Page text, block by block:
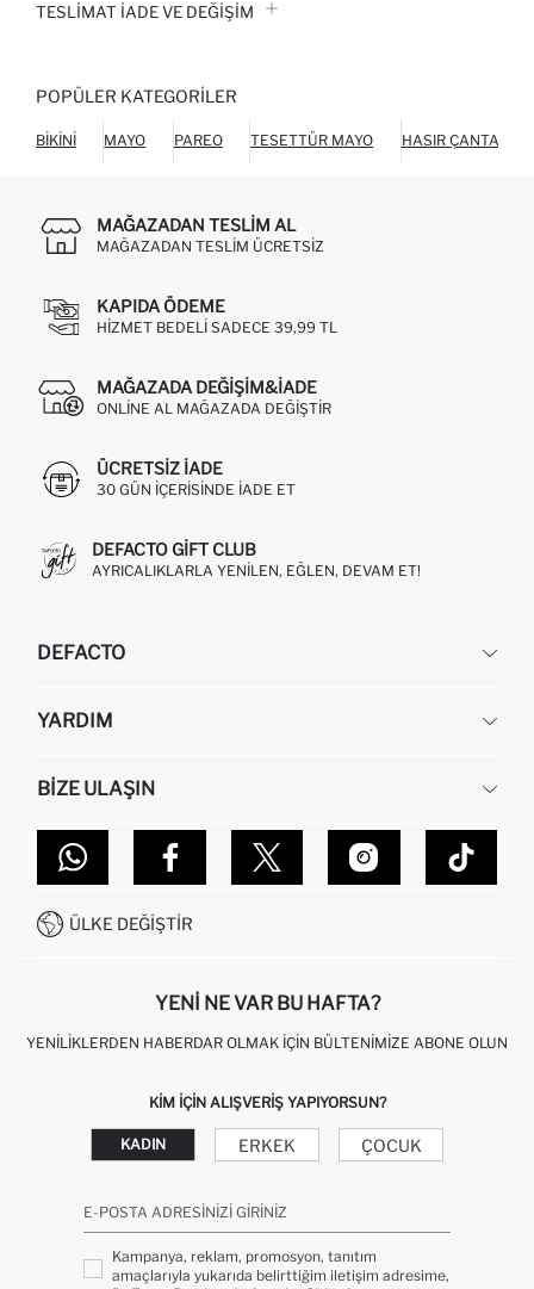
TESLIMAT İADE VE DEĞIŞIM
POPÜLER KATEGORILER
BIKINI MAYO PAREO TESETTÜR MAYO HASIR ÇANTA
MAĞAZADAN TESLIM AL
MAĞAZADAN TESLIM ÜCRETSIZ
KAPIDA ÖDEME
HIZMET BEDELI SADECE 39,99 TL
MAĞAZADA DEĞIŞIM&İADE
ONLINE AL MAĞAZADA DEĞIŞTIR
ÜCRETSIZ IADE
30 GÜN IÇERISINDE IADE ET
DEFACTO GIFT CLUB
AYRICALIKLARLA YENILEN, EĞLEN, DEVAM ET!
DEFACTO
HAKKIMIZDA
KURUMSAL SATIŞ
DEFACTO TEKNOLOJI
SITEMAP
YARDIM
SIPARIŞIMI NASIL TAKIP EDERIM?
NASIL İADE EDERIM?
GIFT CLUB SIKÇA SORULAN SORULAR
İŞLEM REHBERI
KAMPANYALAR
BIZE ULAŞIN
MAĞAZALARIMIZ
İLETIŞIM FORMU
0850 333 22 86
ÜLKE DEĞIŞTIR
YENI NE VAR BU HAFTA?
YENILIKLERDEN HABERDAR OLMAK İÇIN BÜLTENIMIZE ABONE OLUN
KIM IÇIN ALIŞVERIŞ YAPIYORSUN?
KADIN ERKEK ÇOCUK
E-POSTA ADRESINIZI GIRINIZ
Kampanya, reklam, promosyon, tanıtım
amaçlarıyla yukarıda belirttiğim iletişim adresime,